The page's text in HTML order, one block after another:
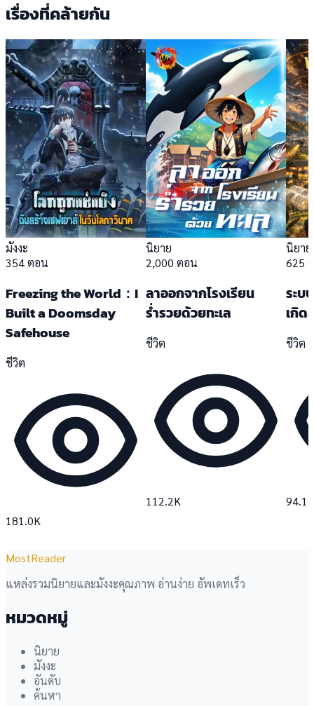
เรื่องที่คล้ายกัน
มังงะ
354 ตอน
Freezing the World：I
Built a Doomsday
Safehouse
ชีวิต
181.0K
นิยาย
2,000 ตอน
ลาออกจากโรงเรียน
ร่ำรวยด้วยทะเล
ชีวิต
112.2K
นิยาย
625
ระบ
เกิด
ชีวิต
94.1K
MostReader
แหล่งรวมนิยายและมังงะคุณภาพ อ่านง่าย อัพเดทเร็ว
หมวดหมู่
นิยาย
มังงะ
อันดับ
ค้นหา